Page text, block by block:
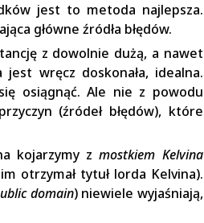
jest to metoda najlepsza.
główne źródła błędów.
z dowolnie dużą, a nawet
wręcz doskonała, idealna.
osiągnąć. Ale nie z powodu
(źródeł błędów), które
kojarzymy zmostkiem Kelvina
otrzymał tytuł lorda Kelvina).
domain) niewiele wyjaśniają,